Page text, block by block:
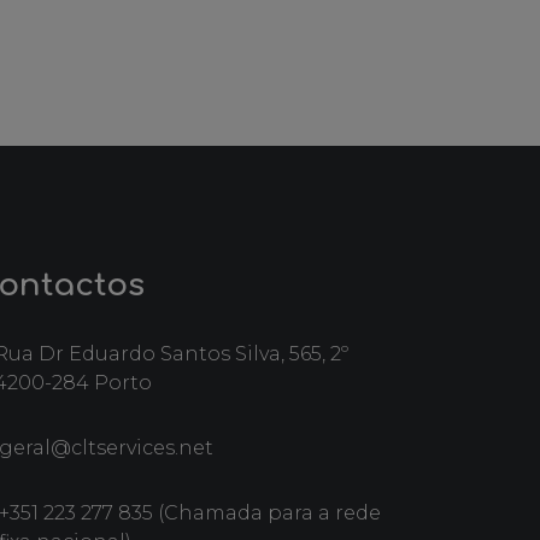
Dr Eduardo Santos Silva, 565, 2º
284 Porto
geral@cltservices.net
+351 223 277 835 (Chamada para a rede